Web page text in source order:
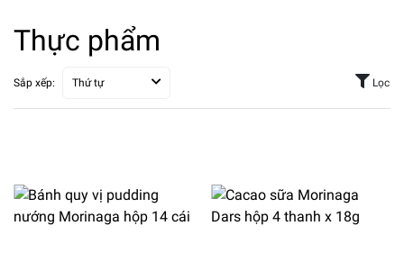
Thực phẩm
Sắp xếp: Thứ tự Lọc